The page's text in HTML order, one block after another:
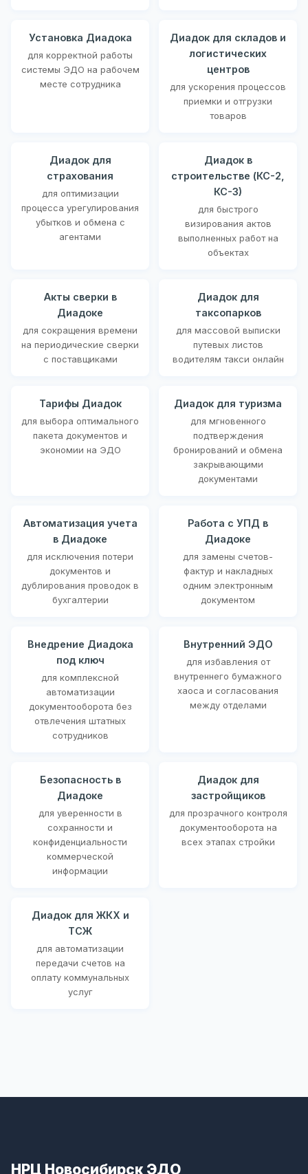
Установка Диадока
для корректной работы
системы ЭДО на рабочем
месте сотрудника
Диадок для складов и
логистических
центров
для ускорения процессов
приемки и отгрузки
товаров
Диадок для
страхования
для оптимизации
процесса урегулирования
убытков и обмена с
агентами
Диадок в
строительстве (КС-2,
КС-3)
для быстрого
визирования актов
выполненных работ на
объектах
Акты сверки в
Диадоке
для сокращения времени
на периодические сверки
с поставщиками
Диадок для
таксопарков
для массовой выписки
путевых листов
водителям такси онлайн
Тарифы Диадок
для выбора оптимального
пакета документов и
экономии на ЭДО
Диадок для туризма
для мгновенного
подтверждения
бронирований и обмена
закрывающими
документами
Автоматизация учета
в Диадоке
для исключения потери
документов и
дублирования проводок в
бухгалтерии
Работа с УПД в
Диадоке
для замены счетов-
фактур и накладных
одним электронным
документом
Внедрение Диадока
под ключ
для комплексной
автоматизации
документооборота без
отвлечения штатных
сотрудников
Внутренний ЭДО
для избавления от
внутреннего бумажного
хаоса и согласования
между отделами
Безопасность в
Диадоке
для уверенности в
сохранности и
конфиденциальности
коммерческой
информации
Диадок для
застройщиков
для прозрачного контроля
документооборота на
всех этапах стройки
Диадок для ЖКХ и
ТСЖ
для автоматизации
передачи счетов на
оплату коммунальных
услуг
НРЦ Новосибирск ЭДО